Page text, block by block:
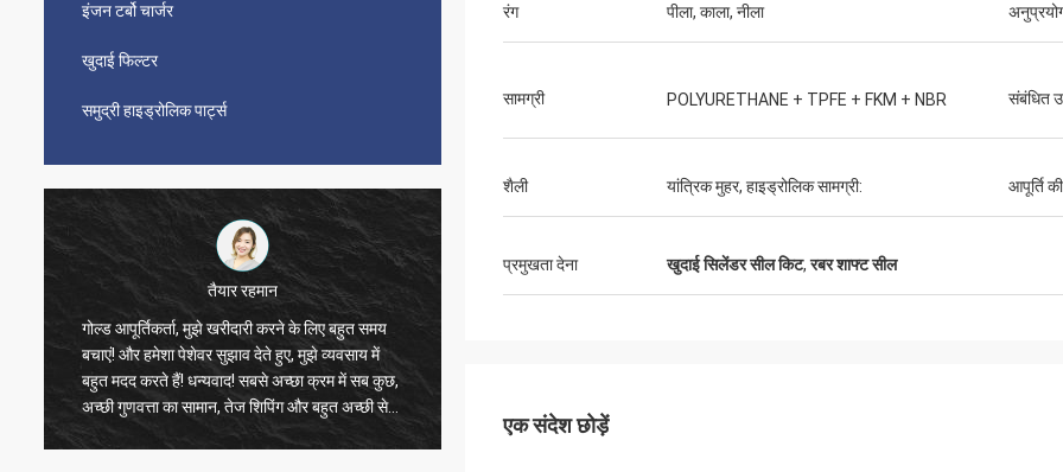
इंजन टर्बो चार्जर
खुदाई फिल्टर
समुद्री हाइड्रोलिक पार्ट्स
तैयार रहमान
गोल्ड आपूर्तिकर्ता, मुझे खरीदारी करने के लिए बहुत समय
बचाएं! और हमेशा पेशेवर सुझाव देते हुए, मुझे व्यवसाय में
बहुत मदद करते हैं! धन्यवाद! सबसे अच्छा क्रम में सब कुछ,
अच्छी गुणवत्ता का सामान, तेज शिपिंग और बहुत अच्छी सेवा
जो मैं सुझाता हूं। 5 सितारों को शामिल किया गया! आपके
मुतकिलवा विल्सन अफ्रीका
रंग पीला, काला, नीला
सामग्री POLYURETHANE + TPFE + FKM + NBR संबंधित
शैली यांत्रिक मुहर, हाइड्रोलिक सामग्री: आपूर्ति
प्रमुखता देना खुदाई सिलेंडर सील किट,रबर शाफ्ट सील
एक संदेश छोड़ें